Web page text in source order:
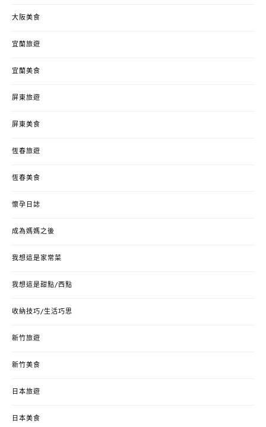
大阪美食
宜蘭旅遊
宜蘭美食
屏東旅遊
屏東美食
恆春旅遊
恆春美食
懷孕日誌
成為媽媽之後
我想這是家常菜
我想這是甜點/西點
收納技巧/生活巧思
新竹旅遊
新竹美食
日本旅遊
日本美食